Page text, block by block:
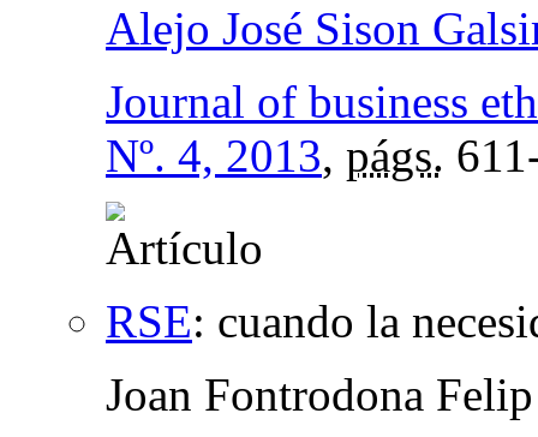
Alejo José Sison
Journal of business
Nº. 4, 2013, págs.
RSE: cuando la
Joan Fontrodona Felip